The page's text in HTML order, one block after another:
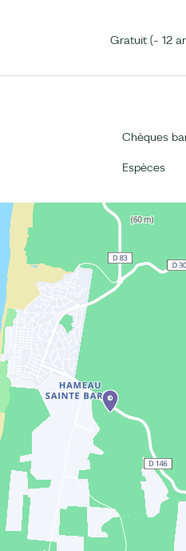
Gratuit (- 12
Chèques
Espèces